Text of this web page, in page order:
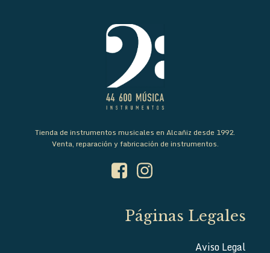
Tienda de instrumentos musicales en Alcañiz desde 1992.
Venta, reparación y fabricación de instrumentos.
Páginas Legales
Aviso Legal